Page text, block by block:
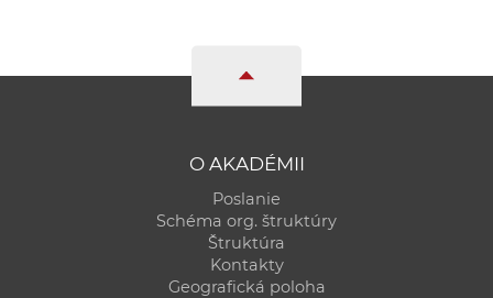
O AKADÉMII
Poslanie
Schéma org. štruktúry
Štruktúra
Kontakty
Geografická poloha